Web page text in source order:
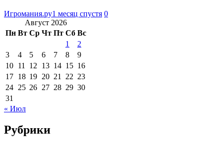
Игромания.ру1 месяц спустя 0
Август 2026
Пн Вт Ср Чт Пт Сб Вс
1
2
3
4 5 6 7 8
9
10 11 12 13 14 15 16
17 18 19 20 21 22 23
24 25 26 27 28 29 30
31
« Июл
Рубрики